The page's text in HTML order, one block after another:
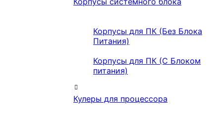
Корпусы для ПК (Без Блока
Питания)
Корпусы для ПК (С Блоком
питания)
Кулеры для процессора